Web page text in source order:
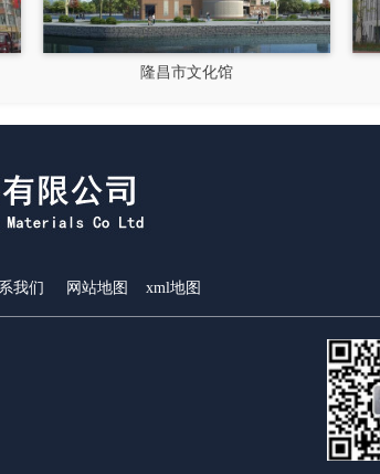
成都郫县影视硅谷
我们 网站地图 xml地图